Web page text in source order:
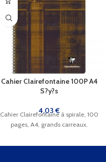
Cahier Clairefontaine 100P A4
S?y?s
4,03€
Cahier Clairefontaine à spirale, 100
pages, A4, grands carreaux.